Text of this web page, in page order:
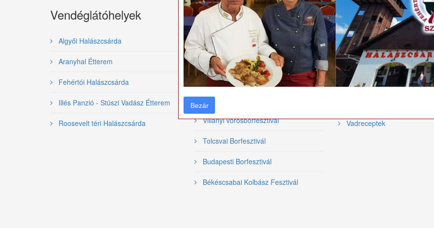
Vendéglátóhelyek
Algyői Halászcsárda
Aranyhal Étterem
Fehértói Halászcsárda
Illés Panzió - Stüszi Vadász Étterem
Roosevelt téri Halászcsárda
Gasztronómiai
rendezvények
Nemzetközi Tiszai Halfesztivál
Bajai Halfőző Fesztivál
Szegedi Borfesztivál
Villányi vörösborfesztivál
Tolcsvai Borfesztivál
Budapesti Borfesztivál
Békéscsabai Kolbász Fesztivál
Videó receptek
Hal receptek
Szárnyas receptek
Grill receptek
Vadreceptek
Bezár
Bezár